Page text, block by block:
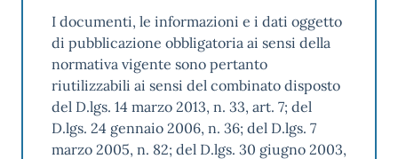
I documenti, le informazioni e i dati oggetto
di pubblicazione obbligatoria ai sensi della
normativa vigente sono pertanto
riutilizzabili ai sensi del combinato disposto
del D.lgs. 14 marzo 2013, n. 33, art. 7; del
D.lgs. 24 gennaio 2006, n. 36; del D.lgs. 7
marzo 2005, n. 82; del D.lgs. 30 giugno 2003,